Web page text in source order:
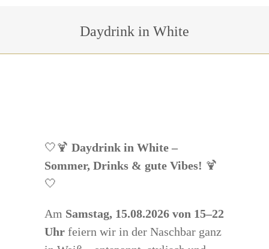
Sie befinden sich hier:
Daydrink in White
🤍🍹 Daydrink in White –
Sommer, Drinks & gute Vibes! 🍹
🤍
Am Samstag, 15.08.2026 von 15–22
Uhr feiern wir in der Naschbar ganz